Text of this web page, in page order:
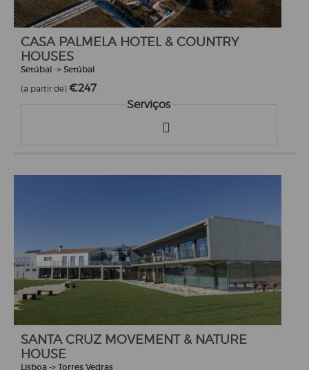
CASA PALMELA HOTEL & COUNTRY
HOUSES
Setúbal -> Setúbal
(a partir de) €247
Serviços
SANTA CRUZ MOVEMENT & NATURE
HOUSE
Lisboa -> Torres Vedras